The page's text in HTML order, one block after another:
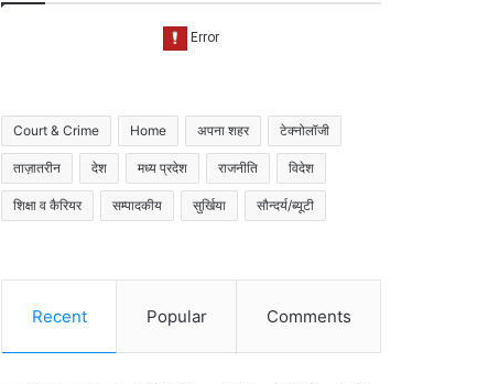
Court & Crime Home अपना शहर टेक्नोलॉजी
ताज़ातरीन देश मध्य प्रदेश राजनीति विदेश
शिक्षा व कैरियर सम्पादकीय सुर्खिया सौन्दर्य/ब्यूटी
Recent Popular Comments